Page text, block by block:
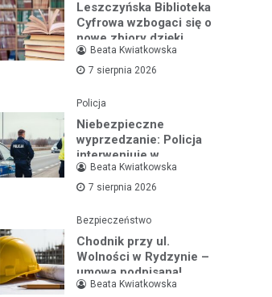
Leszczyńska Biblioteka
Cyfrowa wzbogaci się o
nowe zbiory dzięki
wsparciu ministerialnemu
Beata Kwiatkowska
7 sierpnia 2026
Policja
Niebezpieczne
wyprzedzanie: Policja
interweniuje w
dramatycznej sytuacji na
drodze
Beata Kwiatkowska
7 sierpnia 2026
Bezpieczeństwo
Chodnik przy ul.
Wolności w Rydzynie –
umowa podpisana!
Beata Kwiatkowska